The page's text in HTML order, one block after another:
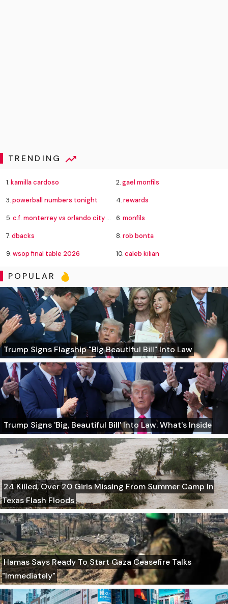
TRENDING
1.kamilla cardoso 2.gael monfils
3.powerball numbers tonight 4.rewards
5.c.f. monterrey vs orlando city standings 6.monfils
7.dbacks 8.rob bonta
9.wsop final table 2026 10.caleb kilian
POPULAR
Trump Signs Flagship "Big Beautiful Bill" Into Law
Trump Signs 'Big, Beautiful Bill' Into Law. What's Inside
24 Killed, Over 20 Girls Missing From Summer Camp In
Texas Flash Floods
Hamas Says Ready To Start Gaza Ceasefire Talks
"Immediately"